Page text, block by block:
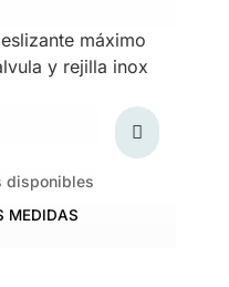
máximo
y rejilla inox
disponibles
MEDIDAS